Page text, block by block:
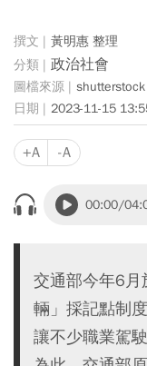
黃明惠 整理
政治社會
shutterstock
2023-11-15
+A -A
00:00/
交通部今年6月
輛」採記點制
讓不少職業駕